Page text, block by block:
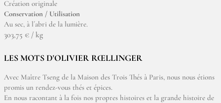
Création originale
Conservation / Utilisation
Au sec, à l´abri de la lumière.
303,75 € / kg
LES MOTS D'OLIVIER RŒLLINGER
Avec Maître Tseng de la Maison des Trois Thés à Paris, nous nous étions
promis un rendez-vous thés et épices.
En nous racontant à la fois nos propres histoires et la grande histoire de